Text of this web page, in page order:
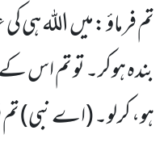
تم فرماؤ :میں اللہ
بندہ ہوکر۔ تو تم اس
ہو، کرلو۔ (اے نبی) تم